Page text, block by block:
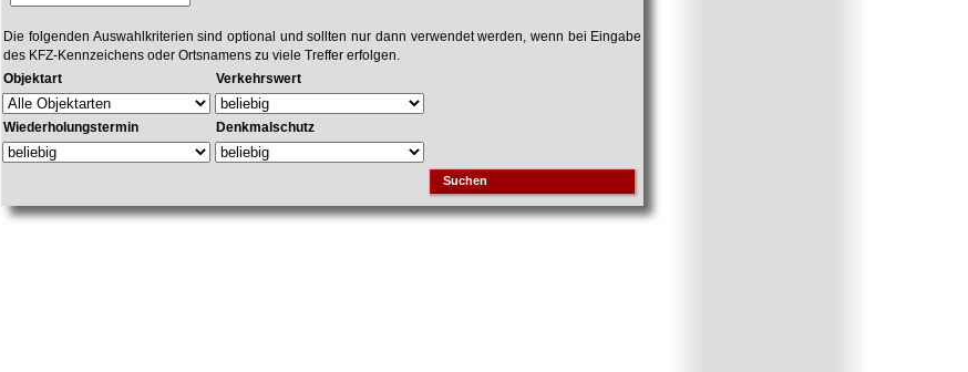
Die folgenden Auswahlkriterien sind optional und sollten nur dann verwendet werden, wenn bei Eingabe
des KFZ-Kennzeichens oder Ortsnamens zu viele Treffer erfolgen.
Objektart
Verkehrswert
Wiederholungstermin Denkmalschutz
Suchen